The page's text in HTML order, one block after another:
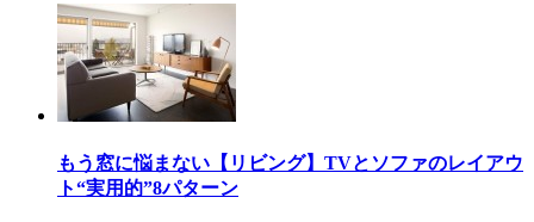
もう窓に悩まない【リビング】TVとソファのレイアウ
ト“実用的”8パターン